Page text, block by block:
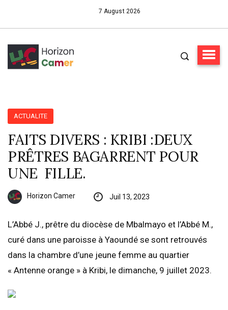
7 August 2026
ACTUALITE
FAITS DIVERS : KRIBI :DEUX
PRÊTRES BAGARRENT POUR
UNE FILLE.
Horizon Camer Juil 13, 2023
L’Abbé J., prêtre du diocèse de Mbalmayo et l’Abbé M.,
curé dans une paroisse à Yaoundé se sont retrouvés
dans la chambre d’une jeune femme au quartier
« Antenne orange » à Kribi, le dimanche, 9 juillet 2023.